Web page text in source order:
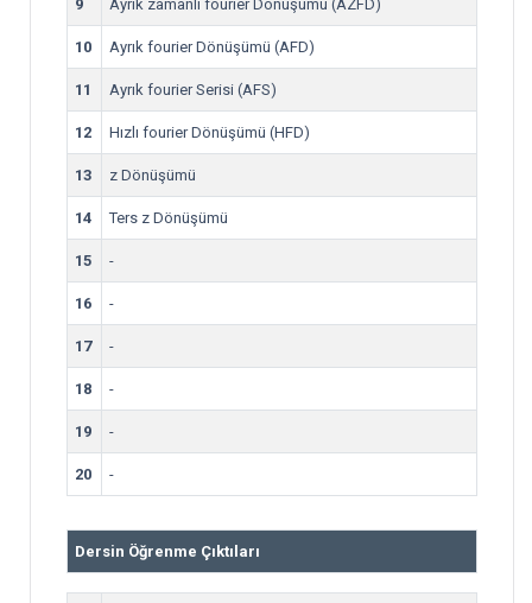
9 Ayrık zamanlı fourier Dönüşümü (AZFD)
10 Ayrık fourier Dönüşümü (AFD)
11 Ayrık fourier Serisi (AFS)
12 Hızlı fourier Dönüşümü (HFD)
13 z Dönüşümü
14 Ters z Dönüşümü
15 -
16 -
17 -
18 -
19 -
20 -
Dersin Öğrenme Çıktıları